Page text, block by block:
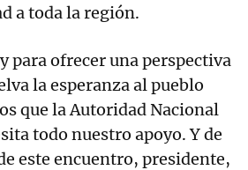
a toda la región.
para ofrecer una perspectiva
la esperanza al pueblo
que la Autoridad Nacional
todo nuestro apoyo. Y de
este encuentro, presidente,